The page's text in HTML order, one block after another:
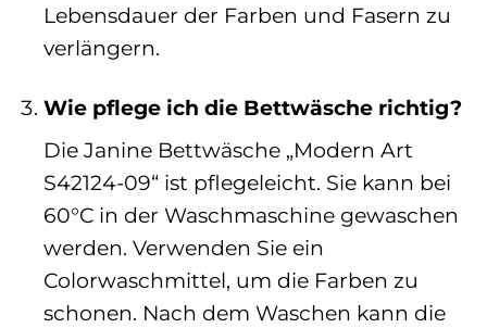
Lebensdauer der Farben und Fasern zu
verlängern.
Wie pflege ich die Bettwäsche richtig?
Die Janine Bettwäsche „Modern Art
S42124-09“ ist pflegeleicht. Sie kann bei
60°C in der Waschmaschine gewaschen
werden. Verwenden Sie ein
Colorwaschmittel, um die Farben zu
schonen. Nach dem Waschen kann die